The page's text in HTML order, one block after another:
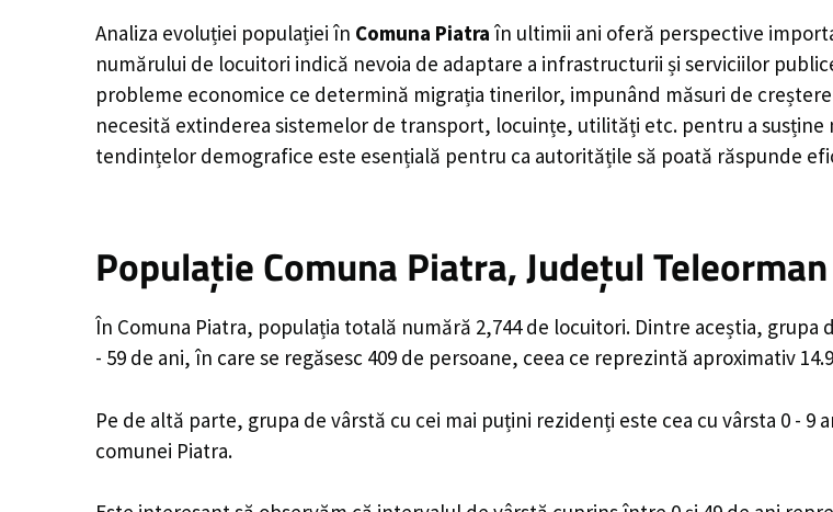
Analiza evoluției populației în Comuna Piatra în ultimii ani oferă perspective
numărului de locuitori indică nevoia de adaptare a infrastructurii și serviciilor
probleme economice ce determină migrația tinerilor, impunând măsuri de
necesită extinderea sistemelor de transport, locuințe, utilități etc. pentru a
tendințelor demografice este esențială pentru ca autoritățile să poată răspunde
Populație Comuna Piatra, Județul
În Comuna Piatra, populația totală numără 2,744 de locuitori. Dintre aceștia,
- 59 de ani, în care se regăsesc 409 de persoane, ceea ce reprezintă aproximativ
Pe de altă parte, grupa de vârstă cu cei mai puțini rezidenți este cea cu vârsta 0 - 9
comunei Piatra.